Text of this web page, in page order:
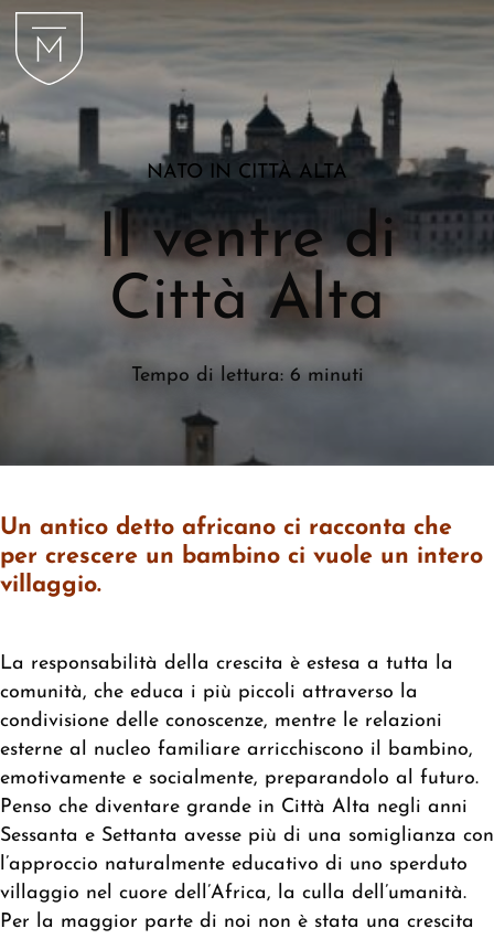
NATO IN CITTÀ ALTA
Il ventre di
Città Alta
Tempo di lettura: 6 minuti
Un antico detto africano ci racconta che
per crescere un bambino ci vuole un intero
villaggio.
La responsabilità della crescita è estesa a tutta la
comunità, che educa i più piccoli attraverso la
condivisione delle conoscenze, mentre le relazioni
esterne al nucleo familiare arricchiscono il bambino,
emotivamente e socialmente, preparandolo al futuro.
Penso che diventare grande in Città Alta negli anni
Sessanta e Settanta avesse più di una somiglianza con
l’approccio naturalmente educativo di uno sperduto
villaggio nel cuore dell’Africa, la culla dell’umanità.
Per la maggior parte di noi non è stata una crescita